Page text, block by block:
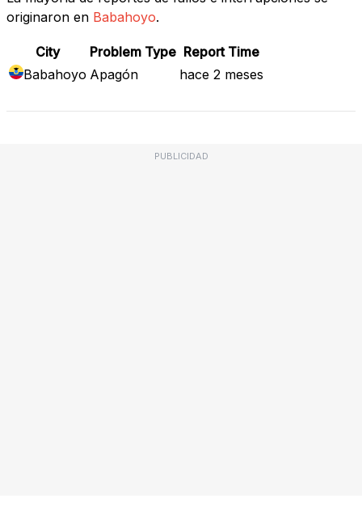
originaron en Babahoyo.
City Problem Type Report Time
Babahoyo Apagón hace 2 meses
PUBLICIDAD